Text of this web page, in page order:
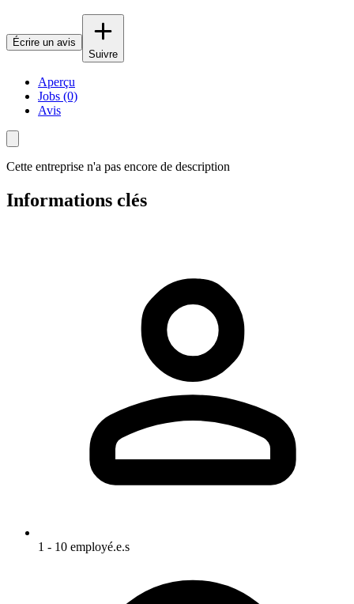
Écrire un avis
Suivre
Aperçu
Jobs (0)
Avis
Cette entreprise n'a pas encore de description
Informations clés
1 - 10 employé.e.s